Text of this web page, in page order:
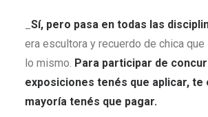
Sí, pero pasa en todas las
era escultora y recuerdo de chica que
lo mismo. Para participar de
exposiciones tenés que aplicar, te
mayoría tenés que pagar.